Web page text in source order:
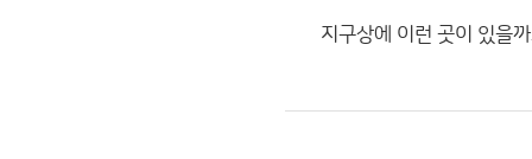
지구상에 이런 곳이 있을